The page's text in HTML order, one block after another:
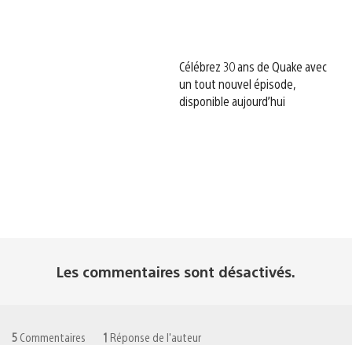
Célébrez 30 ans de Quake avec
un tout nouvel épisode,
disponible aujourd’hui
Les commentaires sont désactivés.
5 Commentaires 1 Réponse de l'auteur